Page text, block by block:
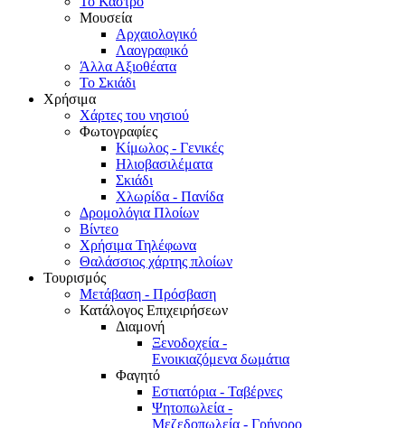
Μουσεία
Αρχαιολογικό
Λαογραφικό
Άλλα Αξιοθέατα
Το Σκιάδι
Χρήσιμα
Χάρτες του νησιού
Φωτογραφίες
Κίμωλος - Γενικές
Ηλιοβασιλέματα
Σκιάδι
Χλωρίδα - Πανίδα
Δρομολόγια Πλοίων
Βίντεο
Χρήσιμα Τηλέφωνα
Θαλάσσιος χάρτης πλοίων
Τουρισμός
Μετάβαση - Πρόσβαση
Κατάλογος Επιχειρήσεων
Διαμονή
Ξενοδοχεία -
Ενοικιαζόμενα δωμάτια
Φαγητό
Εστιατόρια - Ταβέρνες
Ψητοπωλεία -
Μεζεδοπωλεία - Γρήγορο